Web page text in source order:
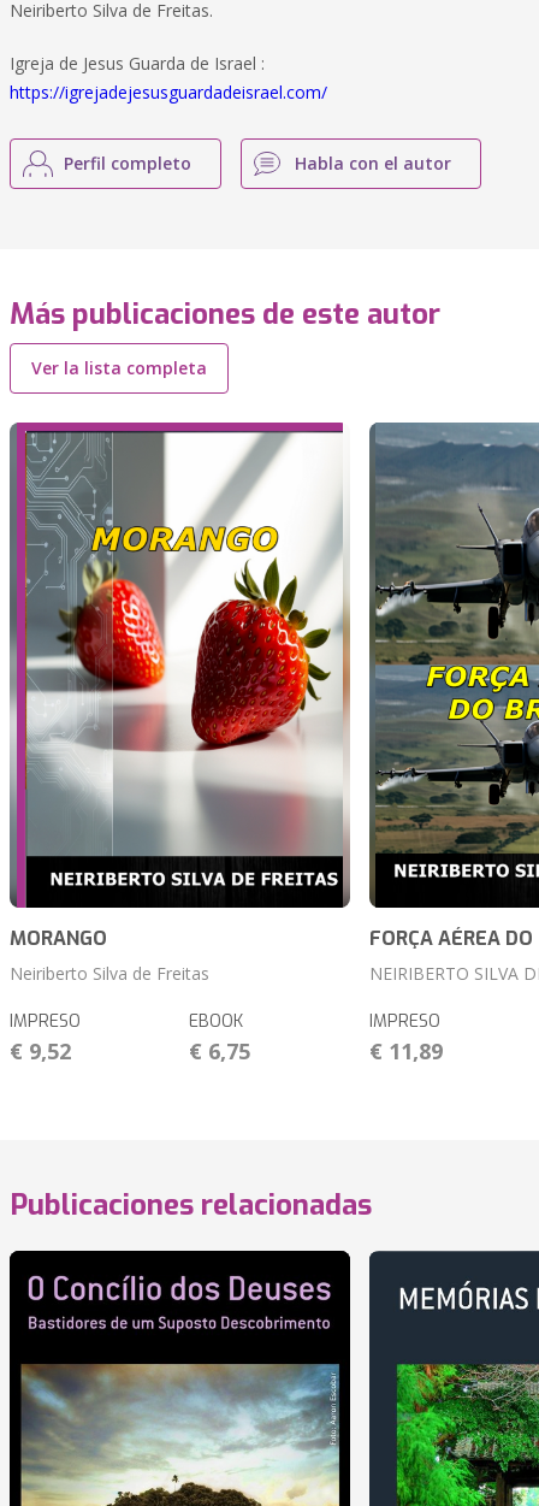
Neiriberto Silva de Freitas.
Igreja de Jesus Guarda de Israel :
https://igrejadejesusguardadeisrael.com/
Perfil completo Habla con el autor
Más publicaciones de este autor
Ver la lista completa
MORANGO
Neiriberto Silva de Freitas
IMPRESO
€ 9,52
EBOOK
€ 6,75
FORÇA AÉREA DO
NEIRIBERTO SILVA
IMPRESO
€ 11,89
Publicaciones relacionadas